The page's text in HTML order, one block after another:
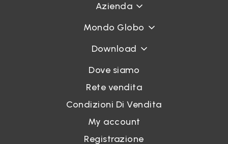
Azienda
Mondo Globo
Download
Dove siamo
Rete vendita
Condizioni Di Vendita
My account
Registrazione